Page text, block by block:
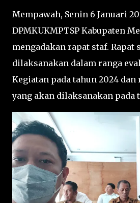
Mempawah, Senin 6 Januari
DPMKUKMPTSP Kabupaten
mengadakan rapat staf.
dilaksanakan dalam ranga
Kegiatan pada tahun 2024
yang akan dilaksanakan pada